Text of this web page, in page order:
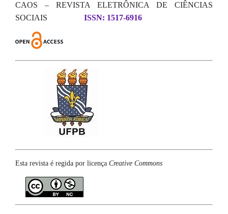
CAOS – REVISTA ELETRÔNICA DE CIÊNCIAS
SOCIAIS
ISSN: 1517-6916
Esta revista é regida por licença Creative Commons